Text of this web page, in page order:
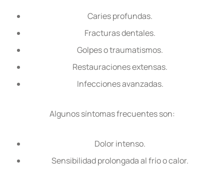
Caries profundas.
Fracturas dentales.
Golpes o traumatismos.
Restauraciones extensas.
Infecciones avanzadas.
Algunos síntomas frecuentes son:
Dolor intenso.
Sensibilidad prolongada al frío o calor.